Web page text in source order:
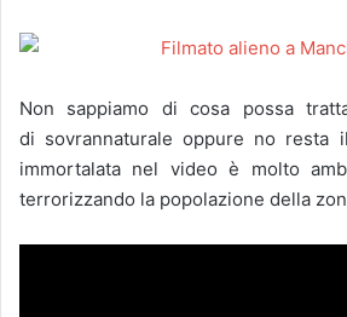
Non sappiamo di cosa possa
di sovrannaturale oppure no resta
immortalata nel video è molto
terrorizzando la popolazione della